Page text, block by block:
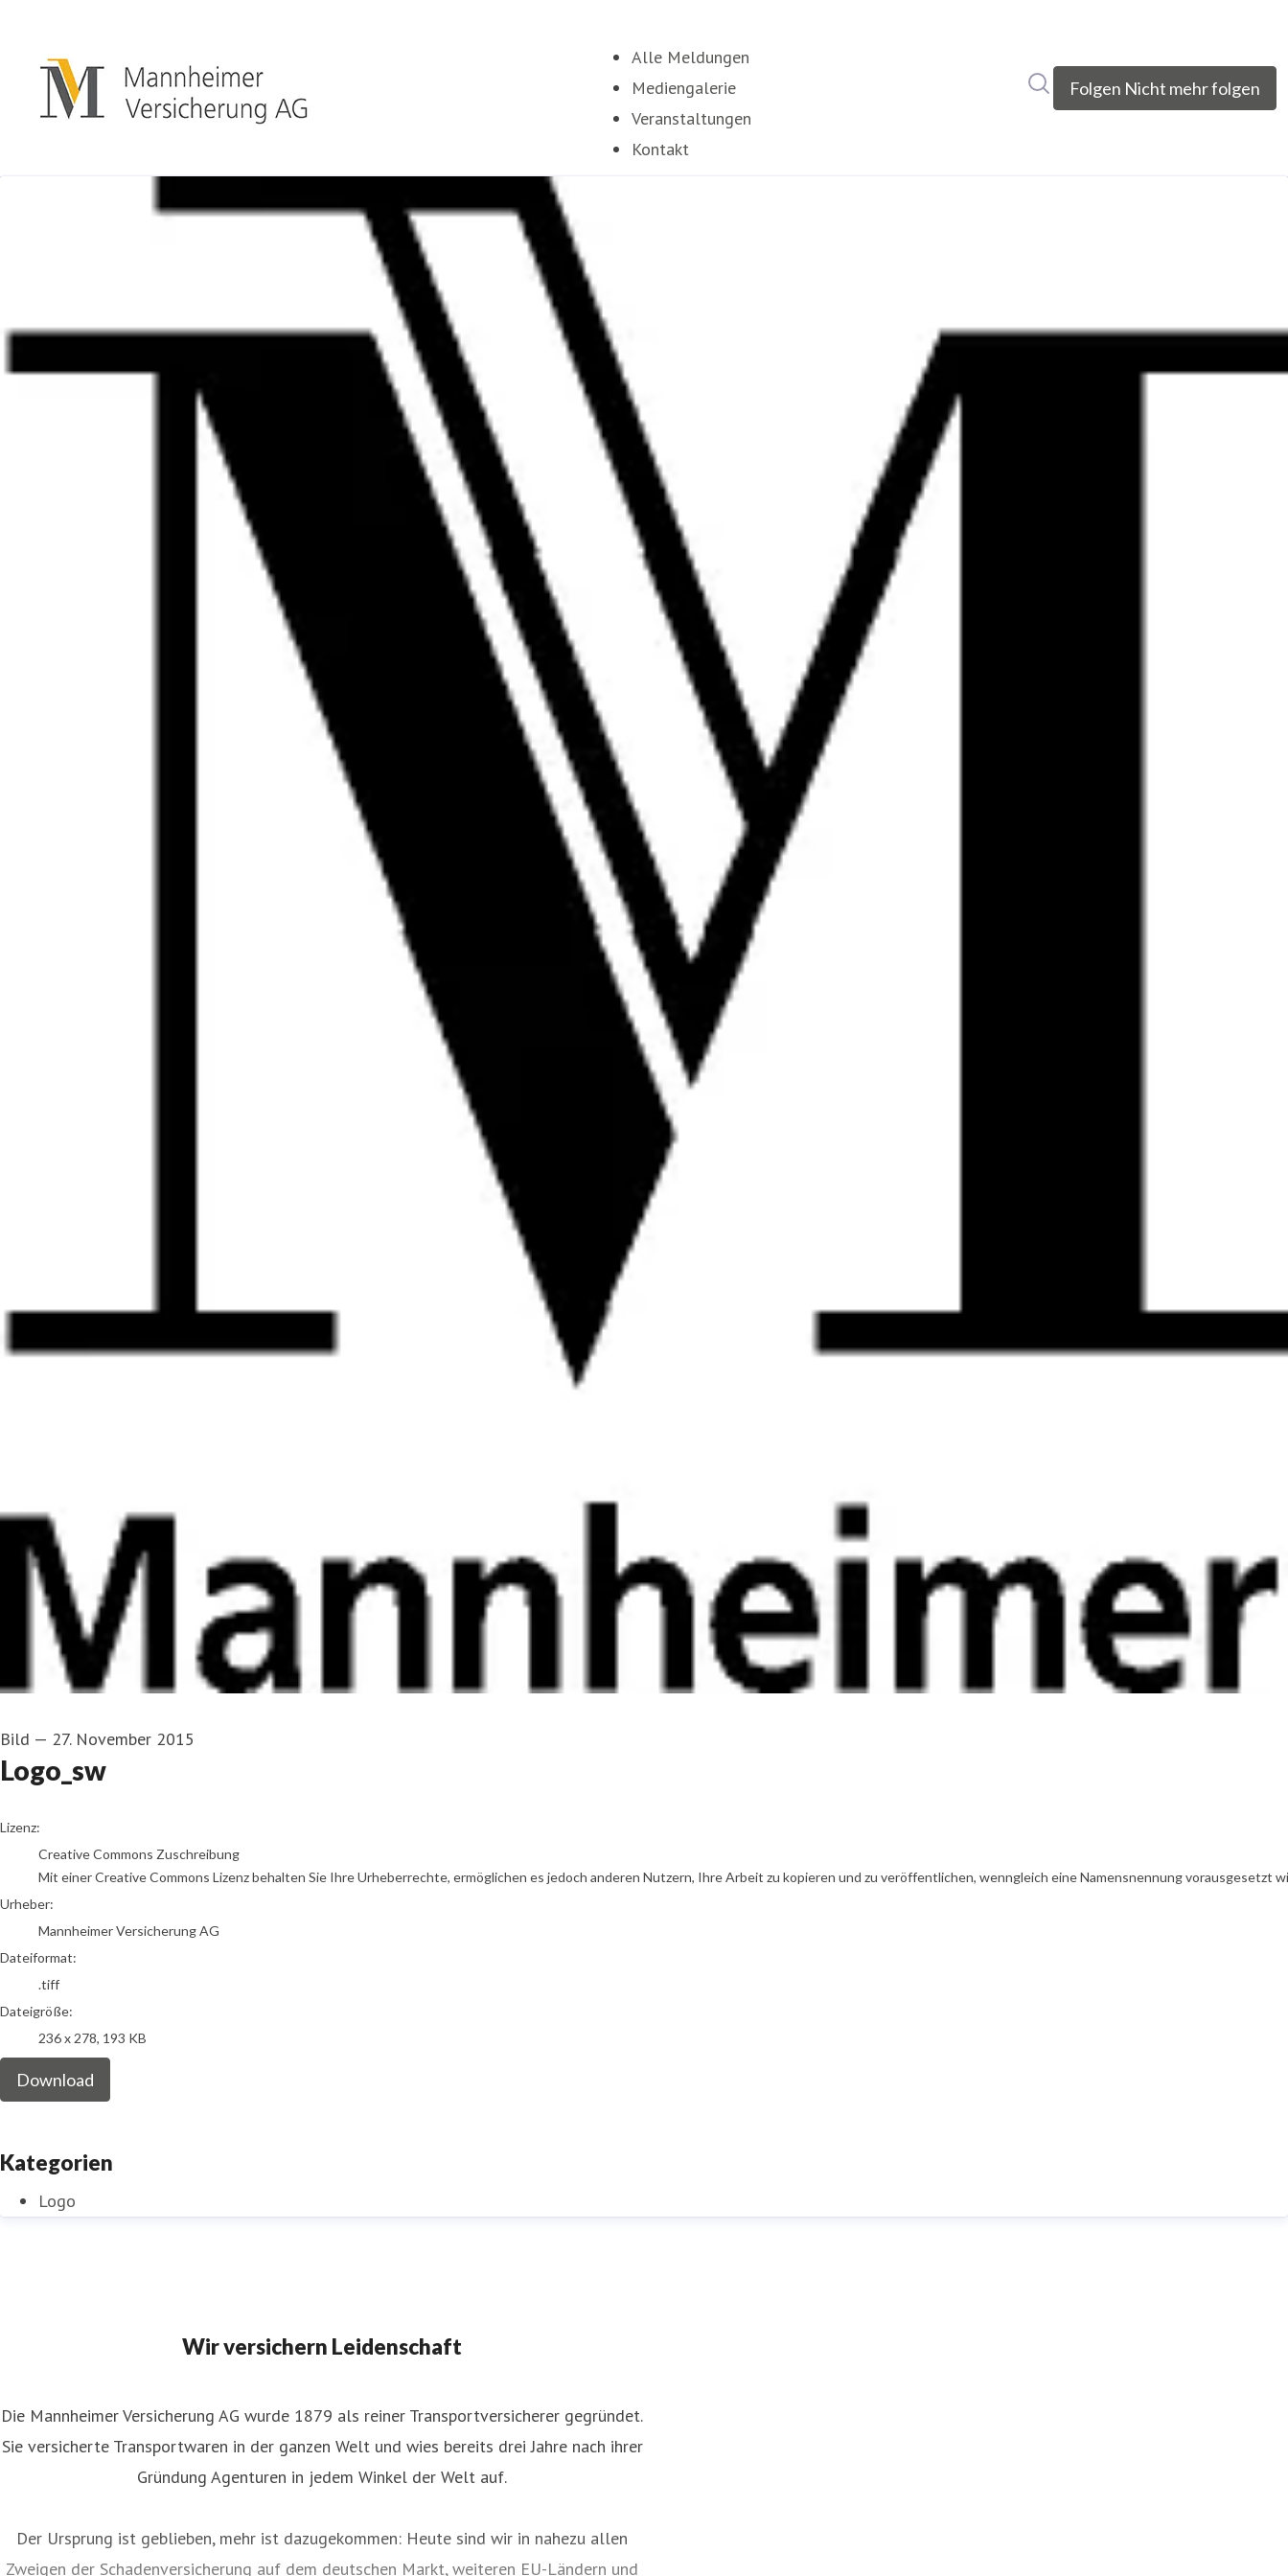
Alle Meldungen
Mediengalerie
Veranstaltungen
Kontakt
Folgen Nicht mehr folgen
Bild — 27. November 2015
Logo_sw
Mannheimer Versicherung AG
Lizenz:
Creative Commons Zuschreibung
Mit einer Creative Commons Lizenz behalten Sie Ihre Urheberrechte, ermöglichen es jedoch anderen Nutzern, Ihre Arbeit zu kopieren und zu veröffentlichen, wenngleich eine Namensnennung
Urheber:
Mannheimer Versicherung AG
Dateiformat:
.tiff
Dateigröße:
236 x 278, 193 KB
Download
Kategorien
Logo
Wir versichern Leidenschaft
Die Mannheimer Versicherung AG wurde 1879 als reiner Transportversicherer gegründet.
Sie versicherte Transportwaren in der ganzen Welt und wies bereits drei Jahre nach ihrer
Gründung Agenturen in jedem Winkel der Welt auf.
Der Ursprung ist geblieben, mehr ist dazugekommen: Heute sind wir in nahezu allen
Zweigen der Schadenversicherung auf dem deutschen Markt, weiteren EU-Ländern und